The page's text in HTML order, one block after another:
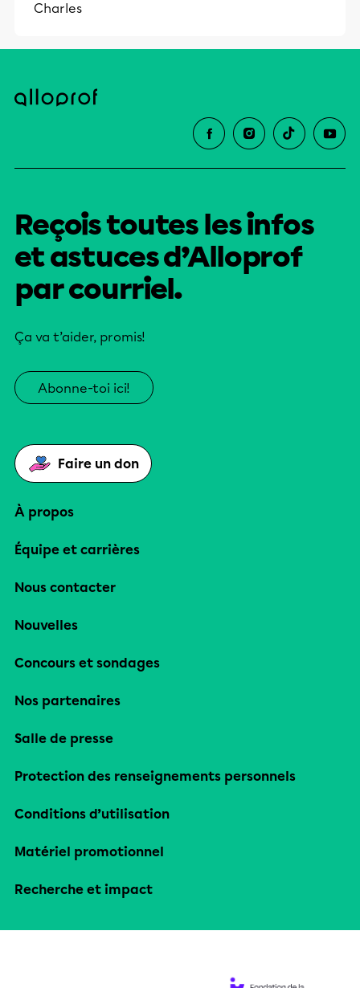
Charles
Reçois toutes les infos
et astuces d’Alloprof
par courriel.
Ça va t’aider, promis!
Abonne-toi ici!
Faire un don
À propos
Équipe et carrières
Nous contacter
Nouvelles
Concours et sondages
Nos partenaires
Salle de presse
Protection des renseignements personnels
Conditions d’utilisation
Matériel promotionnel
Recherche et impact